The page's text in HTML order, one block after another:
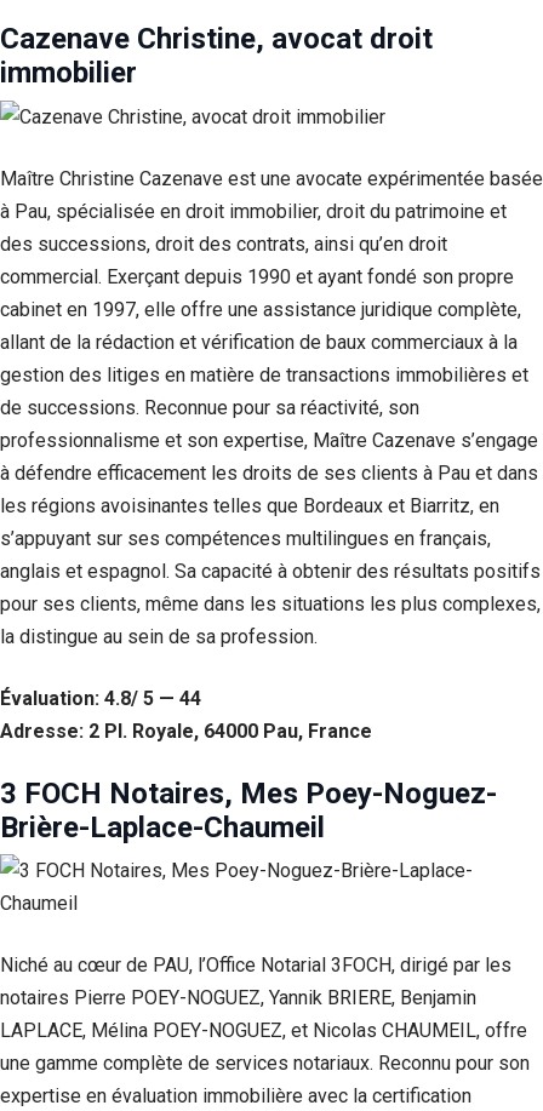
Cazenave Christine, avocat droit
immobilier
Maître Christine Cazenave est une avocate expérimentée basée
à Pau, spécialisée en droit immobilier, droit du patrimoine et
des successions, droit des contrats, ainsi qu’en droit
commercial. Exerçant depuis 1990 et ayant fondé son propre
cabinet en 1997, elle offre une assistance juridique complète,
allant de la rédaction et vérification de baux commerciaux à la
gestion des litiges en matière de transactions immobilières et
de successions. Reconnue pour sa réactivité, son
professionnalisme et son expertise, Maître Cazenave s’engage
à défendre efficacement les droits de ses clients à Pau et dans
les régions avoisinantes telles que Bordeaux et Biarritz, en
s’appuyant sur ses compétences multilingues en français,
anglais et espagnol. Sa capacité à obtenir des résultats positifs
pour ses clients, même dans les situations les plus complexes,
la distingue au sein de sa profession.
Évaluation: 4.8/ 5 — 44
Adresse: 2 Pl. Royale, 64000 Pau, France
3 FOCH Notaires, Mes Poey-Noguez-
Brière-Laplace-Chaumeil
Niché au cœur de PAU, l’Office Notarial 3FOCH, dirigé par les
notaires Pierre POEY-NOGUEZ, Yannik BRIERE, Benjamin
LAPLACE, Mélina POEY-NOGUEZ, et Nicolas CHAUMEIL, offre
une gamme complète de services notariaux. Reconnu pour son
expertise en évaluation immobilière avec la certification